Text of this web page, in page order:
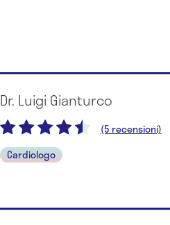
Dr. Luigi Gianturco
(5 recensioni)
Cardiologo